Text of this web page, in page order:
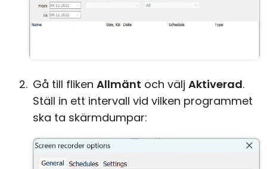
Gå till fliken Allmänt och välj Aktiverad.
Ställ in ett intervall vid vilken programmet
ska ta skärmdumpar: